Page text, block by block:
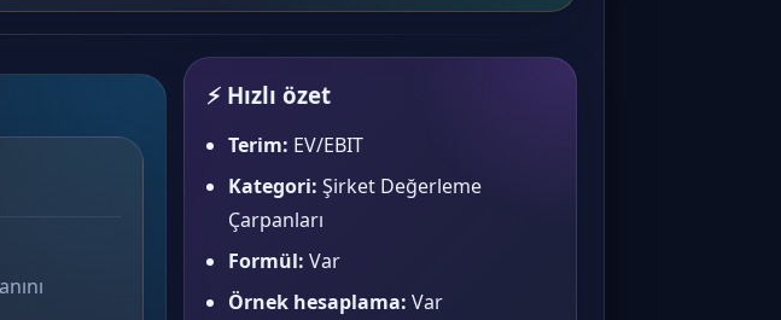
⚡ Hızlı özet
Terim: EV/EBIT
Kategori: Şirket Değerleme
Çarpanları
Formül: Var
Örnek hesaplama: Var